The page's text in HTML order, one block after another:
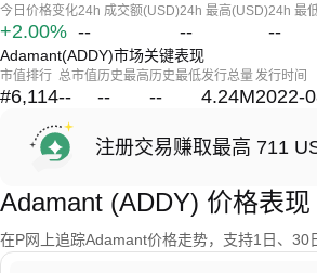
今日价格变化
+2.00%
24h 成交额(USD)
--
24h 最高(USD)
--
24h 最
--
Adamant(ADDY)市场关键表现
市值排行
#6,114
总市值
--
历史最高
--
历史最低
--
发行总量
4.24M
发行时间
2022-
注册交易赚取最高 711
Adamant (ADDY) 价格表现
在P网上追踪Adamant价格走势，支持1日、